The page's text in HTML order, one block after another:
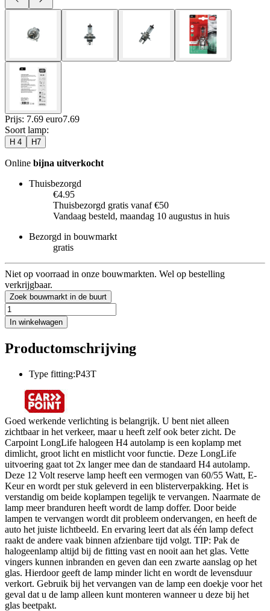
Prijs: 7.69 euro7.69
Soort lamp:
H 4 H7
Online bijna uitverkocht
Thuisbezorgd
€4.95
Thuisbezorgd gratis vanaf €50
Vandaag besteld, maandag 10 augustus in huis
Bezorgd in bouwmarkt
gratis
Niet op voorraad in onze bouwmarkten. Wel op bestelling
verkrijgbaar.
Zoek bouwmarkt in de buurt
In winkelwagen
Productomschrijving
Type fitting:P43T
Goed werkende verlichting is belangrijk. U bent niet alleen
zichtbaar in het verkeer, maar u heeft zelf ook beter zicht. De
Carpoint LongLife halogeen H4 autolamp is een koplamp met
dimlicht, groot licht en mistlicht voor functie. Deze LongLife
uitvoering gaat tot 2x langer mee dan de standaard H4 autolamp.
Deze 12 Volt reserve lamp heeft een vermogen van 60/55 Watt, E-
Keur en wordt per stuk geleverd in een blisterverpakking. Het is
verstandig om beide koplampen tegelijk te vervangen. Naarmate de
lamp meer branduren heeft wordt de lamp doffer. Door beide
lampen te vervangen wordt dit probleem ondervangen, en heeft de
auto het juiste lichtbeeld. En ervaring leert dat als één lamp defect
raakt de andere vaak binnen afzienbare tijd volgt. TIP: Pak de
halogeenlamp altijd bij de fitting vast en nooit aan het glas. Vette
vingers kunnen inbranden en geven dan een zwarte aanslag op het
glas. Hierdoor geeft de lamp minder licht en wordt de levensduur
verkort. Gebruik bij het vervangen van de lamp een doekje voor het
geval dat u de lamp alleen kunt monteren wanneer u deze bij het
glas beetpakt.